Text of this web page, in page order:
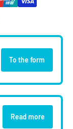
To the form
Read more